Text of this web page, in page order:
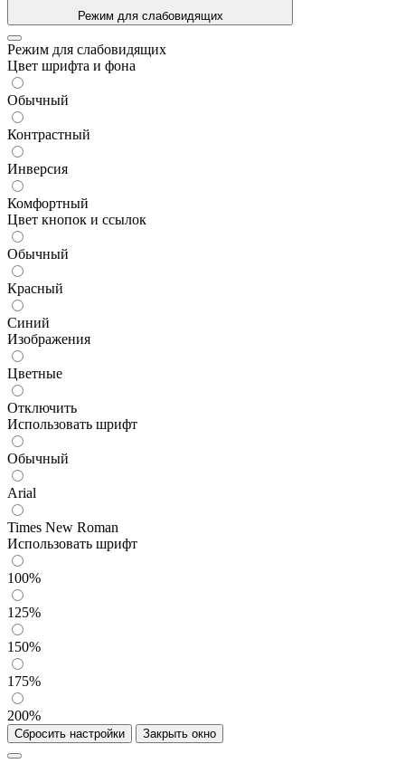
Режим для слабовидящих
Режим для слабовидящих
Цвет шрифта и фона
Обычный
Контрастный
Инверсия
Комфортный
Цвет кнопок и ссылок
Обычный
Красный
Синий
Изображения
Цветные
Отключить
Использовать шрифт
Обычный
Arial
Times New Roman
Использовать шрифт
100%
125%
150%
175%
200%
Сбросить настройки Закрыть окно